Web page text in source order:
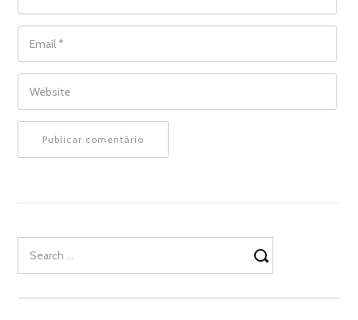
EMAIL
WEBSITE
for: